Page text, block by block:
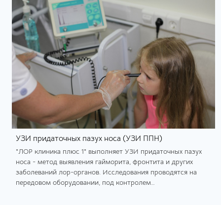
УЗИ придаточных пазух носа (УЗИ ППН)
"ЛОР клиника плюс 1" выполняет УЗИ придаточных пазух
носа - метод выявления гайморита, фронтита и других
заболеваний лор-органов. Исследования проводятся на
передовом оборудовании, под контролем